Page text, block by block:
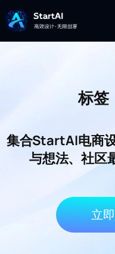
标签
集合StartAI电商
与想法、社区
立